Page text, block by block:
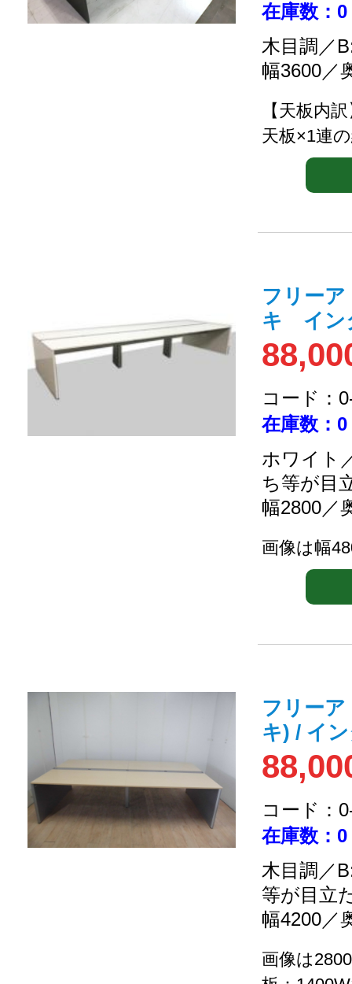
在庫数：0
木目調／
幅3600／
【天板内
天板×1連
フリー
キ イン
コード：
在庫数：0
ホワイト
ち等が目
幅2800／
画像は幅
フリー
キ) / イ
コード：
在庫数：0
木目調／
等が目立
幅4200／
画像は